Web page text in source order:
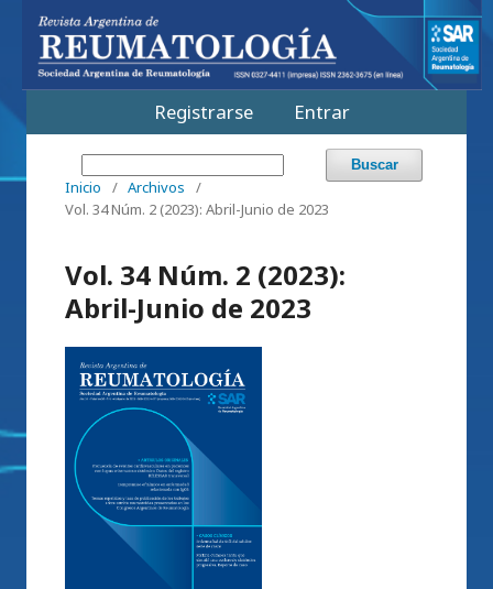
Registrarse Entrar
Buscar
Inicio / Archivos
/
Vol. 34 Núm. 2 (2023): Abril-Junio de 2023
Vol. 34 Núm. 2 (2023):
Abril-Junio de 2023